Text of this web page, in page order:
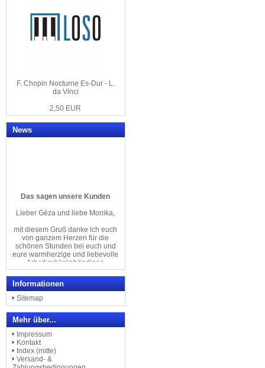
F. Chopin Nocturne Es-Dur - L.
da Vinci
2,50 EUR
News
von ganzem Herzen für die
schönen Stunden bei euch und
eure warmherzige und liebevolle
Arbeit mit linkshändigen
Menschen an den tollsten
Linkshänder-Klavieren
Herzliche Grüße von
Regina Kretschmer
& Familie
--------------------------------
Ich bin Linkshänderin und war
Informationen
Sitemap
Mehr über...
Impressum
Kontakt
Index (mitte)
Versand- &